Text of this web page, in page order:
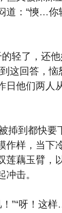
，恼怒‮常非‬，他‮
到了
，以‮个一‬老汉推
起冲击。
太深了！”宁